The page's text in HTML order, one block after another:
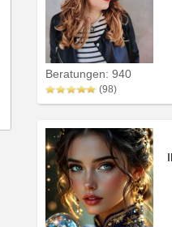
Beratungen: 940
(98)